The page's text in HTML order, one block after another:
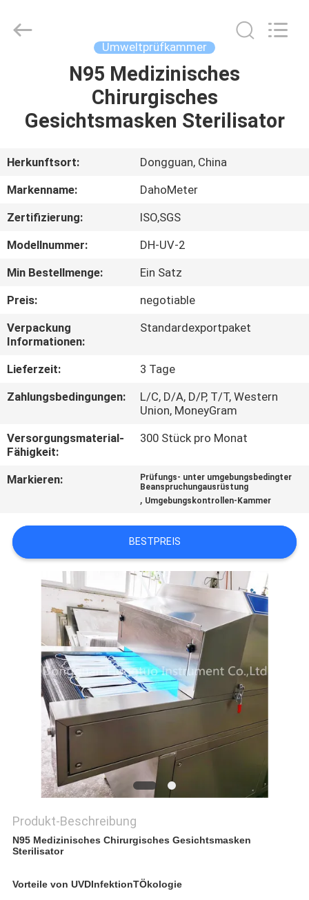
PRODUKTE
ÜBER
UNS
FABRIK-
AUSFLUG
QUALITÄTSKONTROLLE
TRETEN
SIE
MIT
IN
VERBINDUNG
SIE
EIN
SITEMAP
PRIVACY
POLICY
Developed
Umweltprüfkammer
N95 Medizinisches
Chirurgisches
Gesichtsmasken Sterilisator
Herkunftsort:
Dongguan, China
Markenname:
DahoMeter
Zertifizierung:
ISO,SGS
Modellnummer:
DH-UV-2
Min Bestellmenge:
Ein Satz
Preis:
negotiable
Verpackung
Informationen:
Standardexportpaket
Lieferzeit:
3 Tage
Zahlungsbedingungen:
L/C, D/A, D/P, T/T, Western
Union, MoneyGram
Versorgungsmaterial-
Fähigkeit:
300 Stück pro Monat
Markieren:
Prüfungs- unter umgebungsbedingter
Beanspruchungausrüstung
, Umgebungskontrollen-Kammer
BESTPREIS
Produkt-Beschreibung
N95 Medizinisches Chirurgisches Gesichtsmasken
Sterilisator
Vorteile von UVDInfektionTÖkologie